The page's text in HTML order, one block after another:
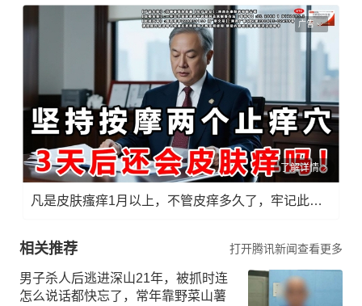
广告
了解详情
凡是皮肤瘙痒1月以上，不管皮痒多久了，牢记此法，快！准！狠！
相关推荐 打开腾讯新闻查看更多
男子杀人后逃进深山21年，被抓时连
怎么说话都快忘了，常年靠野菜山薯